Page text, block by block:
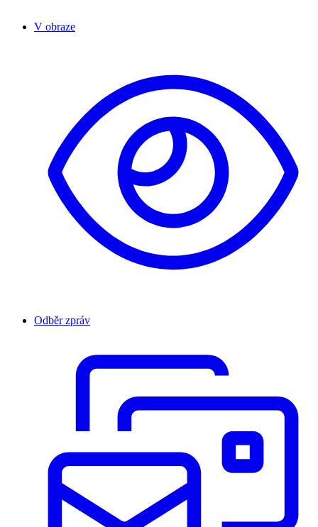
V obraze
Odběr zpráv